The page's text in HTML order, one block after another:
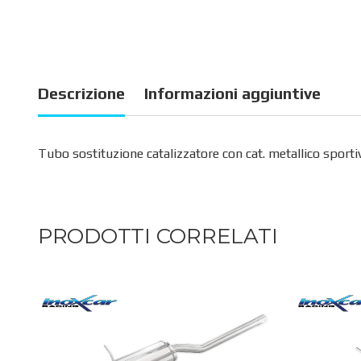
Descrizione Informazioni aggiuntive
Tubo sostituzione catalizzatore con cat. metallico
PRODOTTI CORRELATI